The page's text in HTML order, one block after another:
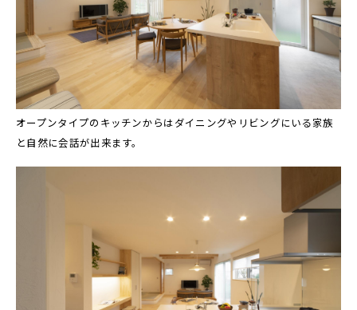
オープンタイプのキッチンからはダイニングやリビングにいる家族
と自然に会話が出来ます。